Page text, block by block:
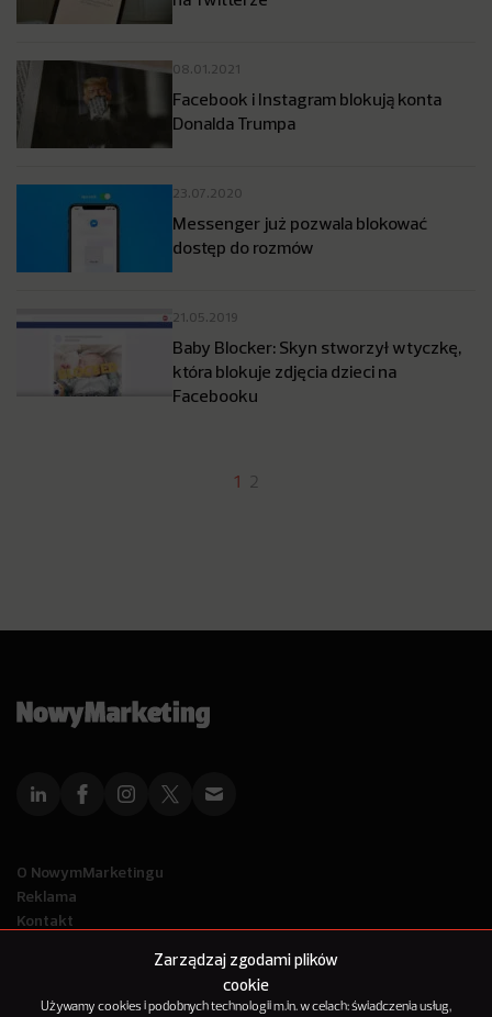
Zarządzaj zgodami plików
cookie
Używamy cookies i podobnych technologii m.in. w celach: świadczenia usług,
08.01.2021
Facebook i Instagram blokują konta
Donalda Trumpa
23.07.2020
Messenger już pozwala blokować
dostęp do rozmów
21.05.2019
Baby Blocker: Skyn stworzył wtyczkę,
która blokuje zdjęcia dzieci na
Facebooku
1 2
O NowymMarketingu
Reklama
Kontakt